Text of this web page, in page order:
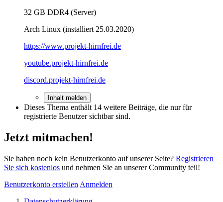
32 GB DDR4 (Server)
Arch Linux (installiert 25.03.2020)
https://www.projekt-hirnfrei.de
youtube.projekt-hirnfrei.de
discord.projekt-hirnfrei.de
Inhalt melden
Dieses Thema enthält 14 weitere Beiträge, die nur für
registrierte Benutzer sichtbar sind.
Jetzt mitmachen!
Sie haben noch kein Benutzerkonto auf unserer Seite? Registrieren
Sie sich kostenlos und nehmen Sie an unserer Community teil!
Benutzerkonto erstellen Anmelden